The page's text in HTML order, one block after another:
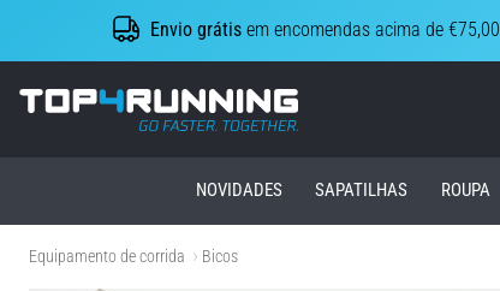
Envio grátis em encomendas acima de €75,00
Top4Running.pt
NOVIDADES SAPATILHAS ROUPA
Equipamento de corrida Bicos